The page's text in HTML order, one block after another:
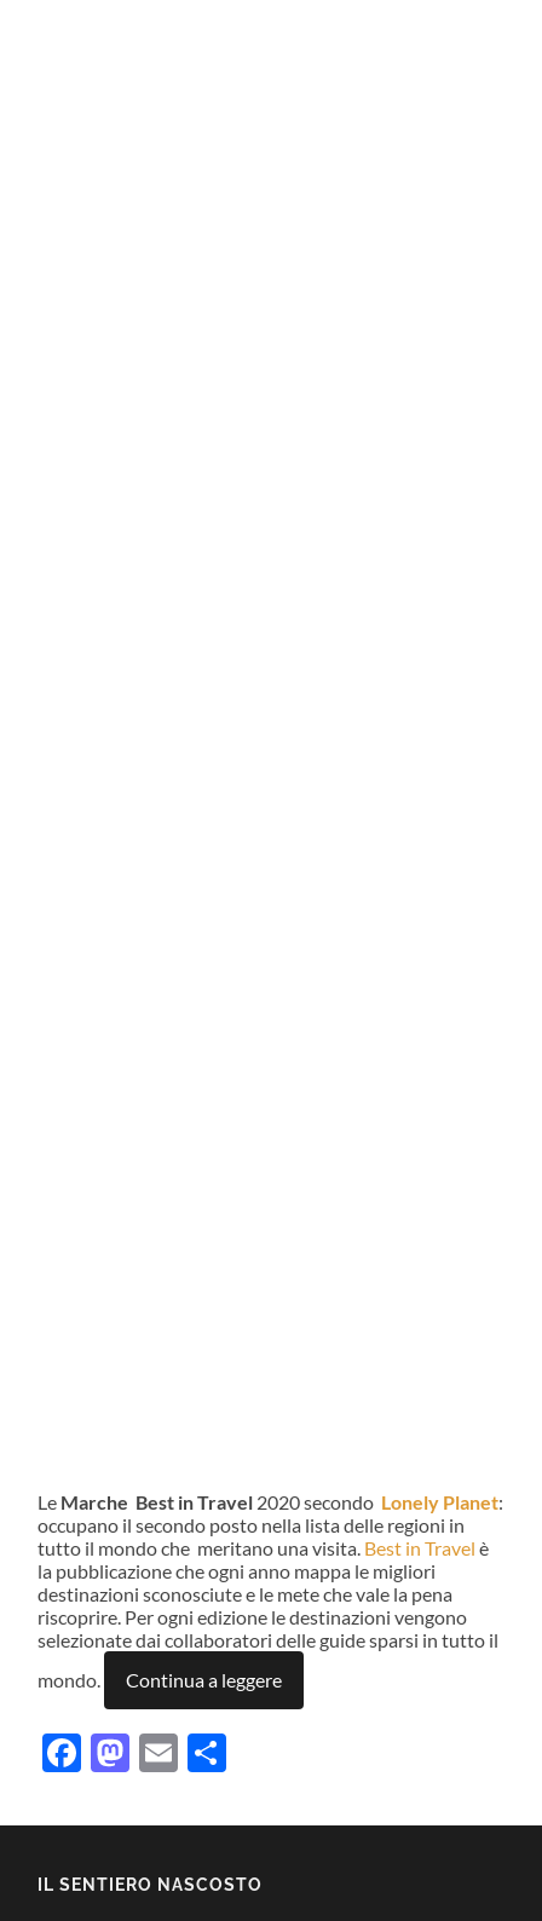
Le Marche Best in Travel 2020 secondo Lonely Planet:
occupano il secondo posto nella lista delle regioni in
tutto il mondo che meritano una visita. Best in Travel è
la pubblicazione che ogni anno mappa le migliori
destinazioni sconosciute e le mete che vale la pena
riscoprire. Per ogni edizione le destinazioni vengono
selezionate dai collaboratori delle guide sparsi in tutto il
mondo.
Continua a leggere
Facebook
Mastodon
Email
IL SENTIERO NASCOSTO